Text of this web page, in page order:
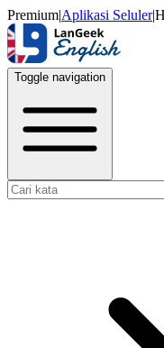
Premium|Aplikasi Seluler|
Toggle navigation